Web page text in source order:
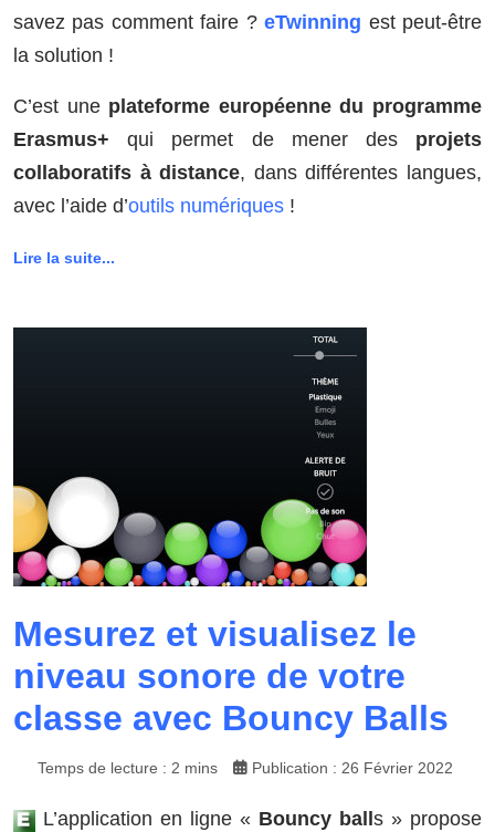
savez pas comment faire ?eTwinning est peut-être
la solution !
C’est une plateforme européenne du programme
Erasmus+ qui permet de mener des projets
collaboratifs à distance, dans différentes langues,
avec l’aide d’outils numériques !
Lire la suite...
Mesurez et visualisez le
niveau sonore de votre
classe avec Bouncy Balls
Temps de lecture : 2 mins Publication : 26 Février 2022
L’application en ligne « Bouncy ball s » propose